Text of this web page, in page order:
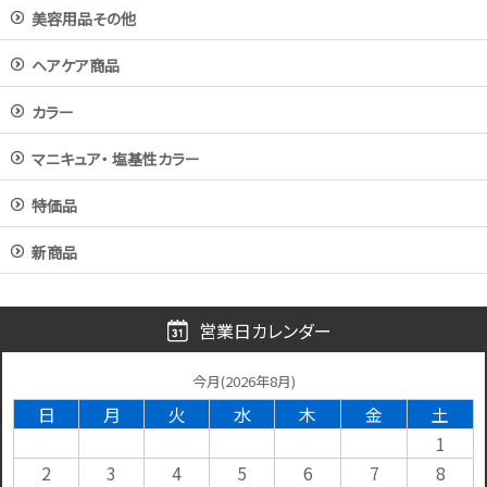
美容用品その他
ヘアケア商品
カラー
マニキュア・ 塩基性カラー
特価品
新商品
営業日カレンダー
今月(2026年8月)
日 月 火 水 木 金
土
1
2
3 4 5 6 7
8